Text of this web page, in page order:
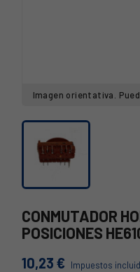
Imagen orientativa.
CONMUTADOR
POSICIONES
10,23 € Impuestos